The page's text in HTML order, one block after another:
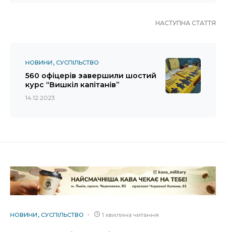
НАСТУПНА СТАТТЯ
НОВИНИ СУСПІЛЬСТВО
560 офіцерів завершили шостий
курс “Вишкіл капітанів”
14.12.2023
НОВИНИ СУСПІЛЬСТВО 1 хвилина читання